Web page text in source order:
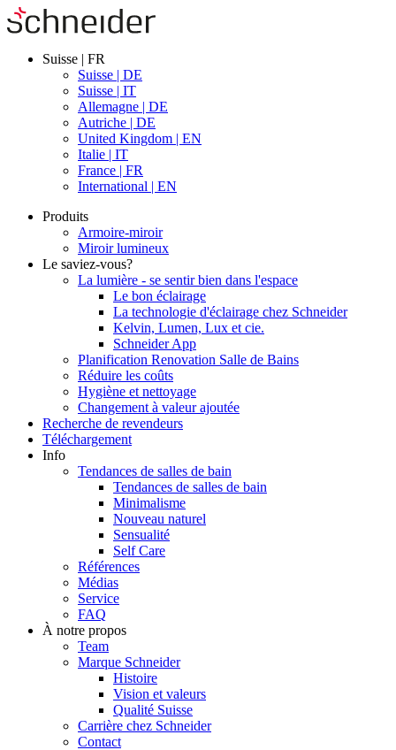
Suisse | FR
Suisse | DE
Suisse | IT
Allemagne | DE
Autriche | DE
United Kingdom | EN
Italie | IT
France | FR
International | EN
Produits
Armoire-miroir
Miroir lumineux
Le saviez-vous?
La lumière - se sentir bien dans l'espace
Le bon éclairage
La technologie d'éclairage chez Schneider
Kelvin, Lumen, Lux et cie.
Schneider App
Planification Renovation Salle de Bains
Réduire les coûts
Hygiène et nettoyage
Changement à valeur ajoutée
Recherche de revendeurs
Téléchargement
Info
Tendances de salles de bain
Tendances de salles de bain
Minimalisme
Nouveau naturel
Sensualité
Self Care
Références
Médias
Service
FAQ
À notre propos
Team
Marque Schneider
Histoire
Vision et valeurs
Qualité Suisse
Carrière chez Schneider
Contact